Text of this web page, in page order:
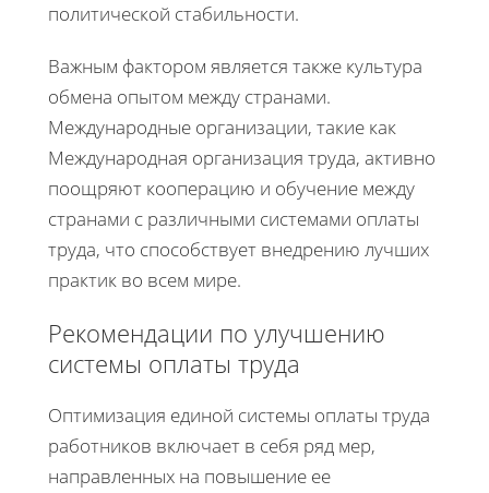
политической стабильности.
Важным фактором является также культура
обмена опытом между странами.
Международные организации, такие как
Международная организация труда, активно
поощряют кооперацию и обучение между
странами с различными системами оплаты
труда, что способствует внедрению лучших
практик во всем мире.
Рекомендации по улучшению
системы оплаты труда
Оптимизация единой системы оплаты труда
работников включает в себя ряд мер,
направленных на повышение ее